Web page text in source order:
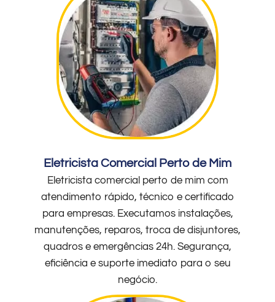
Eletricista Comercial Perto de Mim
Eletricista comercial perto de mim com
atendimento rápido, técnico e certificado
para empresas. Executamos instalações,
manutenções, reparos, troca de disjuntores,
quadros e emergências 24h. Segurança,
eficiência e suporte imediato para o seu
negócio.